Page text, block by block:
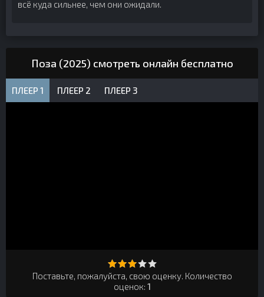
всё куда сильнее, чем они ожидали.
Поза (2025) смотреть онлайн бесплатно
ПЛЕЕР 1 ПЛЕЕР 2 ПЛЕЕР 3
Поставьте, пожалуйста, свою оценку. Количество
оценок: 1